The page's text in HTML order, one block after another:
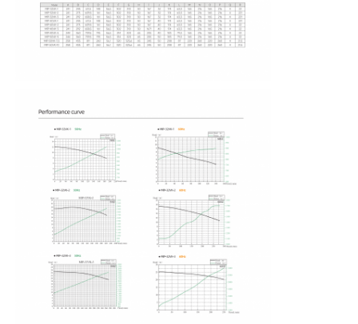
Productos
Videos
Sobre nosotros
Visita a la fábrica